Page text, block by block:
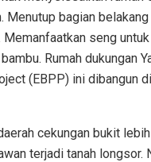
Menutup bagian belakang
Memanfaatkan seng
Rumah dukungan
(EBPP) ini dibangun
cekungan bukit
terjadi tanah longsor.